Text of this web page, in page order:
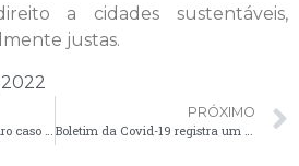
a cidades sustentáveis,
justas.
PRÓXIMO